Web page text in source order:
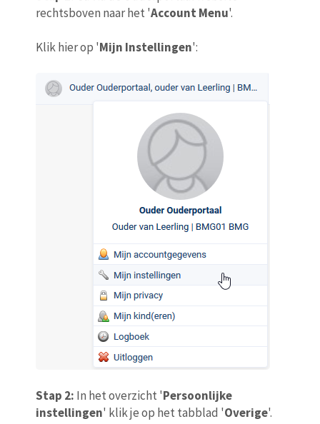
rechtsboven naar het 'Account Menu'.
Klik hier op 'Mijn Instellingen':
Stap 2: In het overzicht 'Persoonlijke
instellingen' klik je op het tabblad 'Overige'.